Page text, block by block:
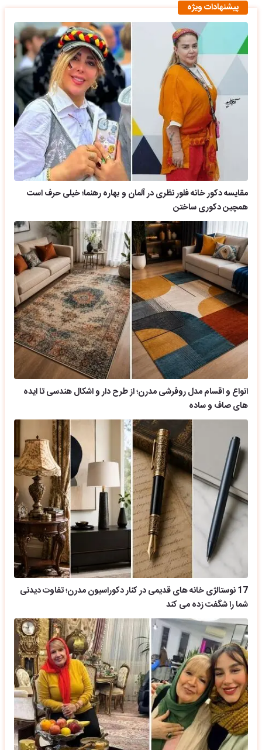
پیشنهادات ویژه
مقایسه دکور خانه فلور نظری در آلمان و بهاره رهنما؛ خیلی حرف است
همچین دکوری ساختن
انواع و اقسام مدل روفرشی مدرن؛ از طرح دار و اشکال هندسی تا ایده
های صاف و ساده
17 نوستالژی خانه های قدیمی در کنار دکوراسیون مدرن؛ تفاوت دیدنی
شما را شگفت زده می کند